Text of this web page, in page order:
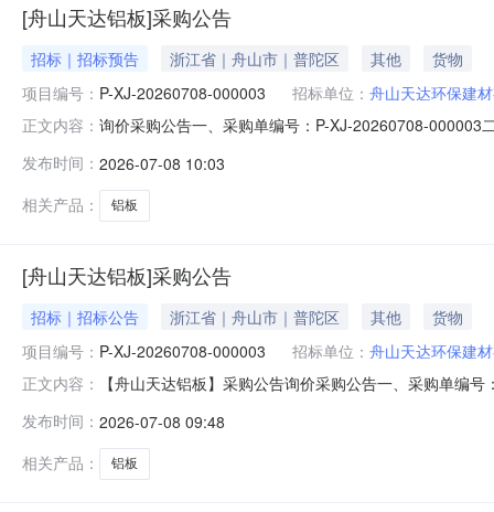
[舟山天达铝板]采购公告
招标｜招标预告 浙江省｜舟山市｜普陀区 其他
货物
项目编号： P-XJ-20260708-000003 招标单位： 舟山天达环保建
正文内容： 询价采购公告一、采购单编号：P-XJ-20260708-
购需求单位行项目备注1铝板
发布时间： 2026-07-08 10:03
相关产品：
铝板
[舟山天达铝板]采购公告
招标｜招标公告 浙江省｜舟山市｜普陀区 其他
货物
项目编号： P-XJ-20260708-000003 招标单位： 舟山天达环保建
正文内容：
【舟山天达铝板】采购公告询价采购公告一、采购单编
单位税率交付时间交货地点采购需求单位行项目备注1
发布时间： 2026-07-08 09:48
相关产品：
铝板